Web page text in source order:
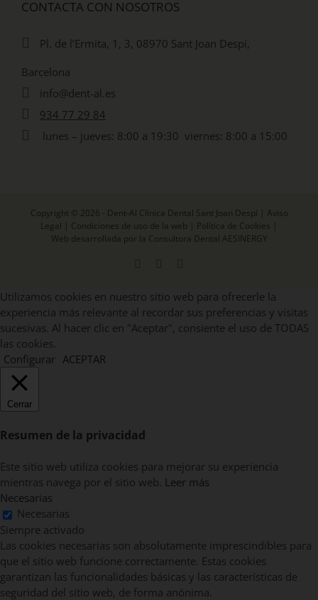
CONTACTA CON NOSOTROS
Pl. de l’Ermita, 1, 3, 08970 Sant Joan Despí,
Barcelona
info@dent-al.es
934 77 29 84
lunes – jueves: 8:00 a 19:30 viernes: 8:00 a 15:00
Copyright © 2026 - Dent-Al Clínica Dental Sant Joan Despí | Aviso
Legal
Condiciones de uso de la web Política de Cookies
Web desarrollada por la Consultora Dental AESINERGY
Utilizamos cookies en nuestro sitio web para ofrecerle la
experiencia más relevante al recordar sus preferencias y visitas
sucesivas. Al hacer clic en "Aceptar", consiente el uso de TODAS
las cookies.
Configurar ACEPTAR
Cerrar
Resumen de la privacidad
Este sitio web utiliza cookies para mejorar su experiencia
mientras navega por el sitio web. Leer más
Necesarias
Necesarias
Siempre activado
Las cookies necesarias son absolutamente imprescindibles para
que el sitio web funcione correctamente. Estas cookies
garantizan las funcionalidades básicas y las características de
seguridad del sitio web, de forma anónima.